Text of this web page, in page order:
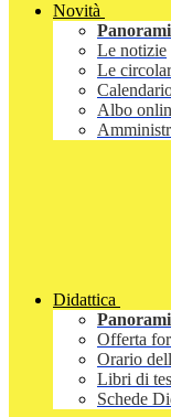
Novità
Le notizie
Le
Albo
Didattica
Offerta
Orario
Libri di
Schede